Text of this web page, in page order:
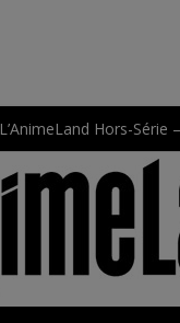
L’AnimeLand Hors-Série